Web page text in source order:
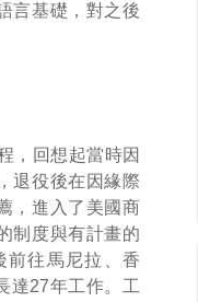
言基礎，對之後
，回想起當時因
退役後在因緣際
，進入了美國商
制度與有計畫的
前往馬尼拉、香
達27年工作。工